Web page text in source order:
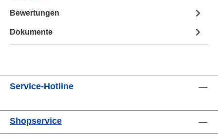
Bewertungen
Dokumente
Service-Hotline
Shopservice